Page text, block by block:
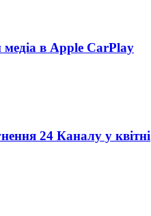
в Apple CarPlay
24 Каналу у квітні